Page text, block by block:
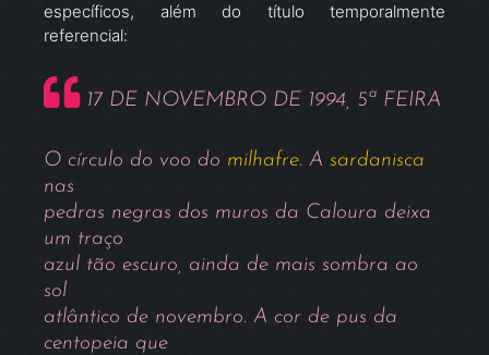
específicos, além do título temporalmente
referencial:
17 DE NOVEMBRO DE 1994, 5ª FEIRA
O círculo do voo do milhafre. A sardanisca
nas
pedras negras dos muros da Caloura deixa
um traço
azul tão escuro, ainda de mais sombra ao
sol
atlântico de novembro. A cor de pus da
centopeia que